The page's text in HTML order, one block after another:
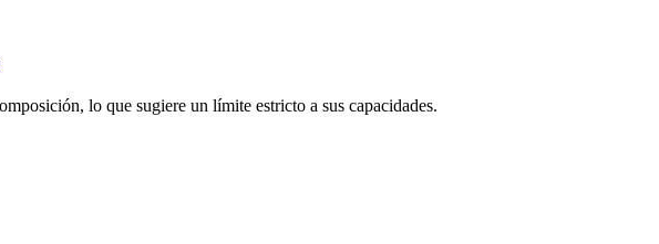
lo que sugiere un límite estricto a sus capacidades.